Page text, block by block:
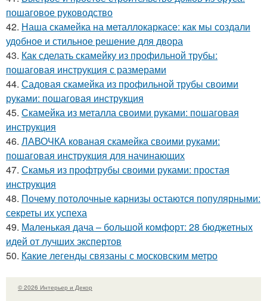
пошаговое руководство
42. Наша скамейка на металлокаркасе: как мы создали
удобное и стильное решение для двора
43. Как сделать скамейку из профильной трубы:
пошаговая инструкция с размерами
44. Садовая скамейка из профильной трубы своими
руками: пошаговая инструкция
45. Скамейка из металла своими руками: пошаговая
инструкция
46. ЛАВОЧКА кованая скамейка своими руками:
пошаговая инструкция для начинающих
47. Скамья из профтрубы своими руками: простая
инструкция
48. Почему потолочные карнизы остаются популярными:
секреты их успеха
49. Маленькая дача – большой комфорт: 28 бюджетных
идей от лучших экспертов
50. Какие легенды связаны с московским метро
© 2026 Интерьер и Декор